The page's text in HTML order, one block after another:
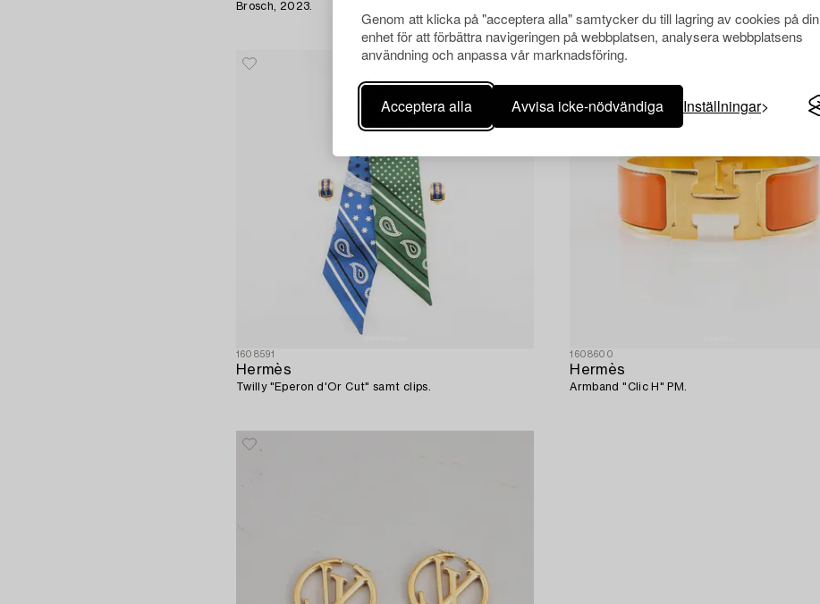
Genom att klicka på "acceptera alla" samtycker du till lagring av cookies på din
enhet för att förbättra navigeringen på webbplatsen, analysera webbplatsens
användning och anpassa vår marknadsföring.
Acceptera alla Avvisa icke-nödvändiga Inställningar
Brosch, 2023.
1608591
Hermès
Twilly "Eperon d'Or Cut" samt clips.
1608600
Hermès
Armband "Clic H" PM.